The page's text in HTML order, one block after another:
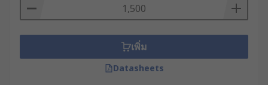
ของเครื่องคิดเลข, เครื่องใช้สำนักงาน, หรือ
เครื่องมืออิเล็กทรอนิกส์อื่น ๆ ที่ต้องมีการกดที่
ชัดเจนและมั่นใจ
การใช้งานในระบบอุตสาหกรรม : ใช้ในการ
ควบคุมเครื่องมือทดสอบ, เครื่องจักรการผลิต,
เพิ่ม
Datasheets